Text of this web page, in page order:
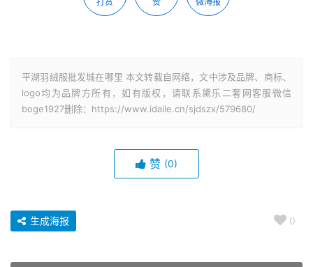
平湖羽绒服批发城在哪里 本文转载自网络，文中涉及品牌、商标、
logo均为品牌方所有，如有版权，请联系黛乐二奢网客服微信
boge1927删除：https://www.idaile.cn/sjdszx/579680/
赞 (0)
0
生成海报